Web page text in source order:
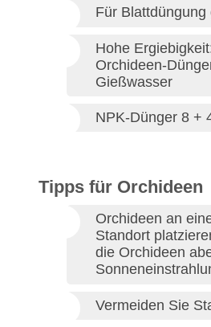
Für Blattdüngung
Hohe
Orchideen-
Gießwasser
NPK-Dünger 8 +
Tipps für Orchideen
Orchideen an
Standort
die Orchideen
Vermeiden Sie